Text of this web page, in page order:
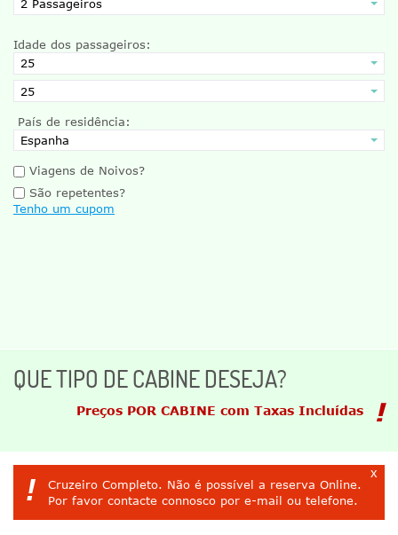
Idade dos passageiros:
País de residência:
Viagens de Noivos?
São repetentes?
Tenho um cupom
QUE TIPO DE CABINE DESEJA?
Preços POR CABINE com Taxas Incluídas
x
!
Cruzeiro Completo. Não é possível a reserva Online.
Por favor contacte connosco por e-mail ou telefone.